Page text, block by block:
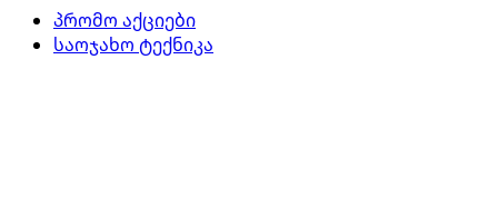
პრომო აქციები
საოჯახო ტექნიკა